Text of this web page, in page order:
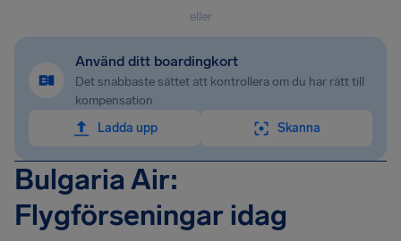
eller
Använd ditt boardingkort
Det snabbaste sättet att kontrollera om du har rätt till
kompensation
Ladda upp
Skanna
Bulgaria Air:
Flygförseningar idag